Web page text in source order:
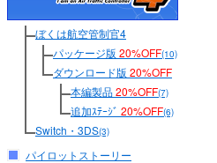
ぼくは航空管制官4
パッケージ版 20%OFF(10)
ダウンロード版 20%OFF
本編製品20%OFF(7)
追加ｽﾃｰｼﾞ 20%OFF(6)
Switch・3DS(3)
パイロットストーリー